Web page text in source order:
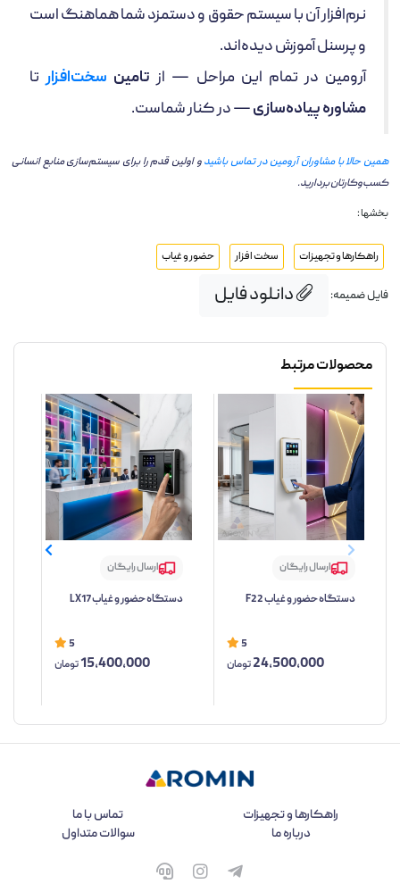
نرم‌افزار آن با سیستم حقوق و دستمزد شما هماهنگ است
و پرسنل آموزش دیده‌اند.
آرومین در تمام این مراحل — از تامین سخت‌افزار تا
مشاوره پیاده‌سازی— در کنار شماست.
همین حالا با مشاوران آرومین در تماس باشیدو اولین قدم را برای سیستم‌سازی منابع انسانی
کسب‌وکارتان بردارید.
بخشها :
راهکارها و تجهیزات سخت افزار حضور و غیاب
فایل ضمیمه: دانلود فایل
محصولات مرتبط
ارسال رایگان
دستگاه حضور و غیاب F22
5
24,500,000تومان
ارسال رایگان
دستگاه حضور و غیاب LX17
5
15,400,000تومان
راهکارها و تجهیزات
تماس با ما
درباره ما
سوالات متداول